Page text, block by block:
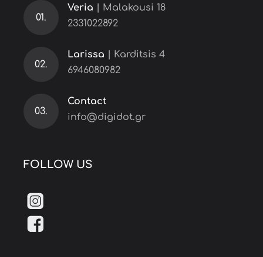
01.
Veria | Malakousi 18
2331022892
02.
Larissa | Karditsis 4
6946080982
03.
Contact
info@digidot.gr
FOLLOW US